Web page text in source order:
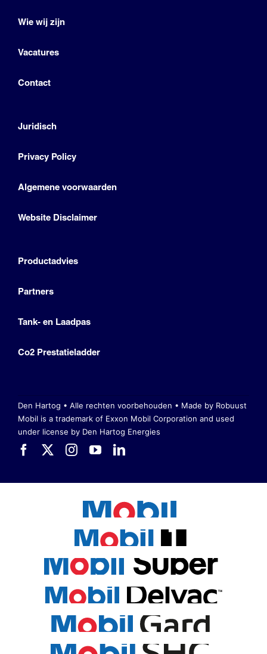
Wie wij zijn
Vacatures
Contact
Juridisch
Privacy Policy
Algemene voorwaarden
Website Disclaimer
Productadvies
Partners
Tank- en Laadpas
Co2 Prestatieladder
Den Hartog • Alle rechten voorbehouden • Made by Robuust
Mobil is a trademark of Exxon Mobil Corporation and used
under license by Den Hartog Energies